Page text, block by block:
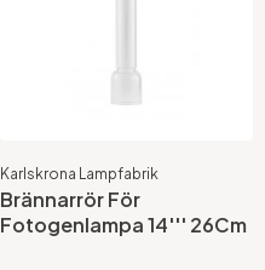
Karlskrona Lampfabrik
Brännarrör För
Fotogenlampa 14''' 26Cm